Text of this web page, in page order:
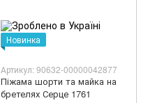
Новинка
Артикул: 90632-00000042877
Піжама шорти та майка на
бретелях Серце 1761